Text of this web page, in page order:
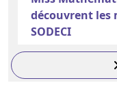
découvrent les
SODECI